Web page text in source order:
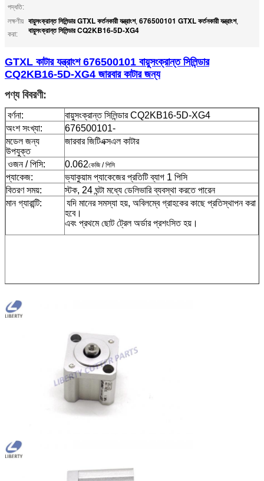
পদ্ধতি:
লক্ষণীয়
করা:
বায়ুসংক্রান্ত সিলিন্ডার GTXL কর্তনকারী যন্ত্রাংশ, 676500101 GTXL কর্তনকারী যন্ত্রাংশ,
বায়ুসংক্রান্ত সিলিন্ডার CQ2KB16-5D-XG4
GTXL কাটার যন্ত্রাংশ 676500101 বায়ুসংক্রান্ত সিলিন্ডার
CQ2KB16-5D-XG4 জারবার কাটার জন্য
পণ্য বিবরণী:
বর্ণনা:
বায়ুসংক্রান্ত সিলিন্ডার CQ2KB16-5D-XG4
অংশ সংখ্যা:
676500101-
মডেল জন্য
উপযুক্ত
জারবার জিটিএক্সএল কাটার
ওজন / পিসি: 0.062কেজি / পিসি
প্যাকেজ:
ভ্যাকুয়াম প্যাকেজের প্রতিটি ব্যাগ 1 পিসি
বিতরণ সময়:
স্টক, 24 ঘন্টা মধ্যে ডেলিভারি ব্যবস্থা করতে পারেন
মান গ্যারান্টি:
যদি মানের সমস্যা হয়, অবিলম্বে গ্রাহকের কাছে প্রতিস্থাপন করা
হবে।
এবং প্রথমে ছোট ট্রেল অর্ডার প্রশংসিত হয়।